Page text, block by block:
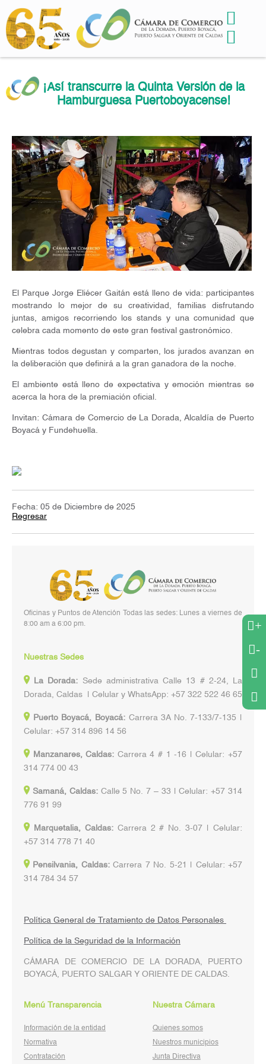
¡Así transcurre la Quinta Versión de la
Hamburguesa Puertoboyacense!
El Parque Jorge Eliécer Gaitán está lleno de vida: participantes
mostrando lo mejor de su creatividad, familias disfrutando
juntas, amigos recorriendo los stands y una comunidad que
celebra cada momento de este gran festival gastronómico.
Mientras todos degustan y comparten, los jurados avanzan en
la deliberación que definirá a la gran ganadora de la noche.
El ambiente está lleno de expectativa y emoción mientras se
acerca la hora de la premiación oficial.
Invitan: Cámara de Comercio de La Dorada, Alcaldía de Puerto
Boyacá y Fundehuella.
Fecha: 05 de Diciembre de 2025
Regresar
+
-
Oficinas y Puntos de Atención Todas las sedes: Lunes a viernes de
8:00 am a 6:00 pm.
Nuestras Sedes
La Dorada: Sede administrativa Calle 13 # 2-24, La
Dorada, Caldas | Celular y WhatsApp: +57 322 522 46 65
Puerto Boyacá, Boyacá:Carrera 3A No. 7-133/7-135 |
Celular: +57 314 896 14 56
Manzanares, Caldas: Carrera 4 # 1 -16 | Celular: +57
314 774 00 43
Samaná, Caldas: Calle 5 No. 7 – 33 | Celular: +57 314
776 91 99
Marquetalia, Caldas:Carrera 2 # No. 3-07 | Celular:
+57 314 778 71 40
Pensilvania, Caldas:Carrera 7 No. 5-21 | Celular: +57
314 784 34 57
Política General de Tratamiento de Datos Personales
Política de la Seguridad de la Información
CÁMARA DE COMERCIO DE LA DORADA, PUERTO
BOYACÁ, PUERTO SALGAR Y ORIENTE DE CALDAS.
Menú Transparencia
Información de la entidad
Normativa
Contratación
Nuestra Cámara
Quienes somos
Nuestros municipios
Junta Directiva